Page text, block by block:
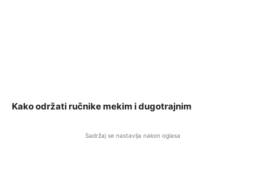
Kako održati ručnike mekim i dugotrajnim
Sadržaj se nastavlja nakon oglasa